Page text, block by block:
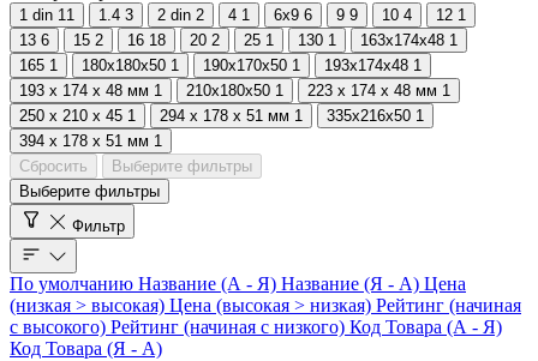
1 din 11 1.4 3 2 din 2 4 1 6x9 6 9 9 10 4 12 1
13 6 15 2 16 18 20 2 25 1 130 1 163x174x48 1
165 1 180x180x50 1 190x170x50 1 193x174x48 1
193 x 174 x 48 мм 1 210x180x50 1 223 x 174 x 48 мм 1
250 x 210 x 45 1 294 х 178 х 51 мм 1 335x216x50 1
394 х 178 х 51 мм 1
Сбросить
Выберите фильтры
Выберите фильтры
Фильтр
По умолчанию Название (А - Я) Название (Я - А) Цена
(низкая > высокая) Цена (высокая > низкая) Рейтинг (начиная
с высокого) Рейтинг (начиная с низкого) Код Товара (А - Я)
Код Товара (Я - А)